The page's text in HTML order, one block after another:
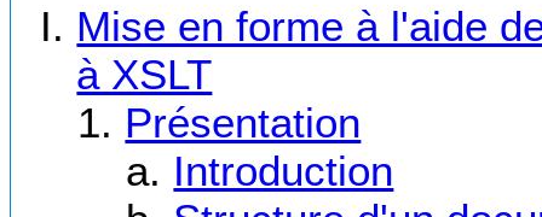
Mise en forme à l'aide
à XSLT
Présentation
Introduction